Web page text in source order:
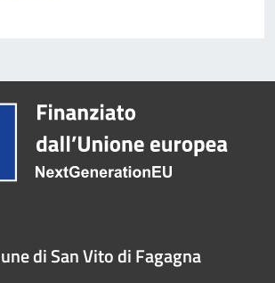
di San Vito di Fagagna